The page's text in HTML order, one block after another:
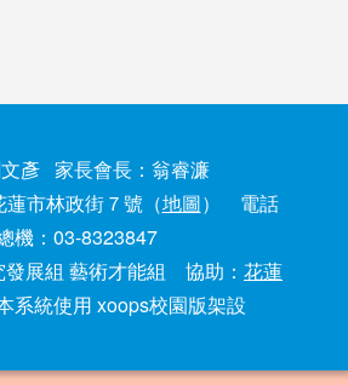
彥 家長會長：翁睿濂
市林政街７號（地圖） 電話
機：03-8323847
發展組 藝術才能組 協助： 花蓮
系統使用 xoops校園版架設